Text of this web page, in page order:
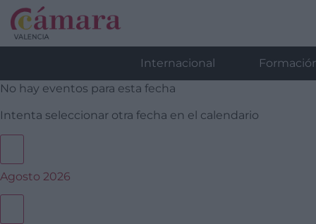
Internacional
No hay eventos para esta fecha
Intenta seleccionar otra fecha en el calendario
Agosto 2026